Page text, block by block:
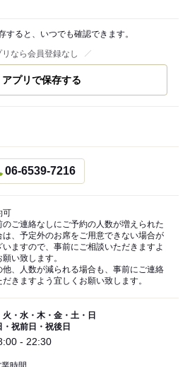
すると、いつでも確認できます。
リなら会員登録なし
アプリで保存する
06-6539-7216
可
のご連絡なしにご予約の人数が増えられた
は、予定外のお席をご用意できない場合が
いますので、事前にご相談いただきますよ
願い致します。
他、人数が減られる場合も、事前にご連絡
だきますよう宜しくお願い致します。
火・水・木・金・土・日
・祝前日・祝後日
- 22:30